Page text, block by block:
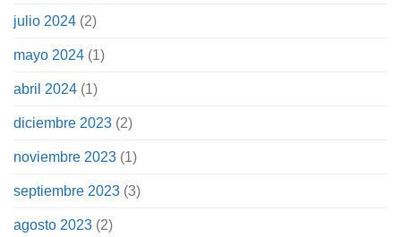
julio 2024 (2)
mayo 2024 (1)
abril 2024 (1)
diciembre 2023 (2)
noviembre 2023 (1)
septiembre 2023 (3)
agosto 2023 (2)